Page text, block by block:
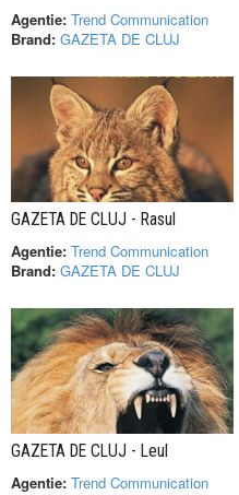
Agentie: Trend Communication
Brand: GAZETA DE CLUJ
GAZETA DE CLUJ - Rasul
Agentie: Trend Communication
Brand: GAZETA DE CLUJ
GAZETA DE CLUJ - Leul
Agentie: Trend Communication